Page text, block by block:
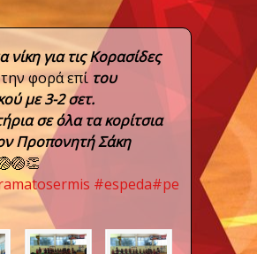
νίκη για τις Κορασίδες
φορά επί του
με 3-2 σετ.
σε όλα τα κορίτσια
Προπονητή Σάκη
🏐👏
#espeda#pe